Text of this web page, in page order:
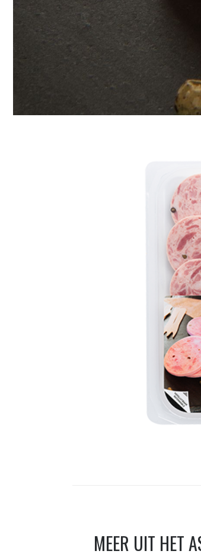
MEER UIT HET